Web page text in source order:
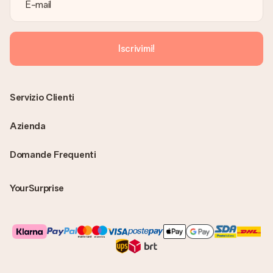
Iscrivimi!
Domande Frequenti
YourSurprise
Servizio Clienti
Azienda